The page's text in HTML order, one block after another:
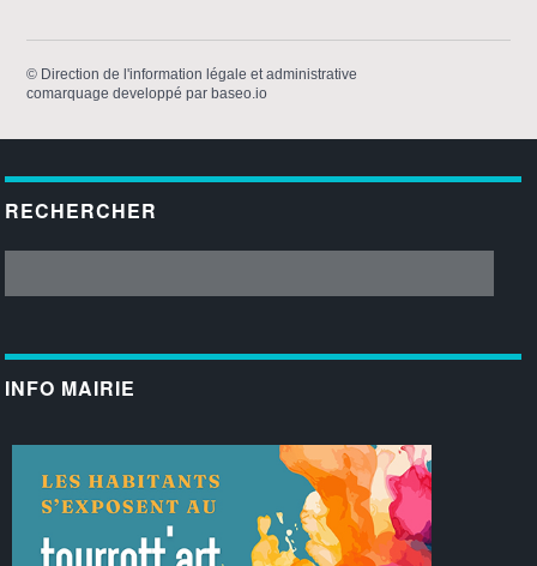
© Direction de l'information légale et administrative
comarquage developpé par baseo.io
RECHERCHER
INFO MAIRIE